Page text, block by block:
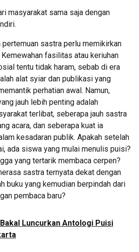
masyarakat sama saja dengan
pertemuan sastra perlu memikirkan
fasilitas atau keriuhan
tentu tidak haram, sebab di era
alat syiar dan publikasi yang
perhatian awal. Namun,
jauh lebih penting adalah
terlibat, seberapa jauh sastra
acara, dan seberapa kuat ia
kesadaran publik. Apakah setelah
ada siswa yang mulai menulis puisi?
yang tertarik membaca cerpen?
sastra ternyata dekat dengan
buku yang kemudian berpindah dari
pembaca baru?
Luncurkan Antologi Puisi